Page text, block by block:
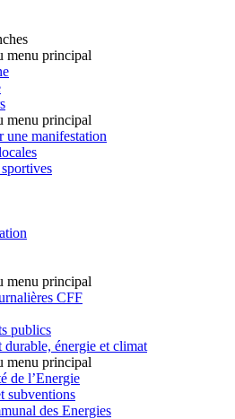
menu principal
menu principal
une manifestation
menu principal
CFF
publics
durable, énergie et climat
menu principal
de l’Energie
subventions
des Energies